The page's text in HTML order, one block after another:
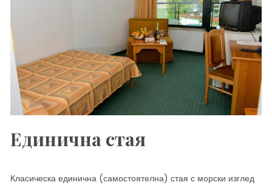
Единична стая
Класическа единична (самостоятелна) стая с морски изглед